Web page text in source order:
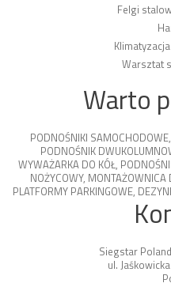
Felgi
Warsztat
Warto
PODNOŚNIKI SAMOCHODOWE,
PODNOŚNIK
WYWAŻARKA DO KÓŁ,
NOŻYCOWY, MONTAŻOWNICA
PLATFORMY PARKINGOWE,
Siegstar
ul.